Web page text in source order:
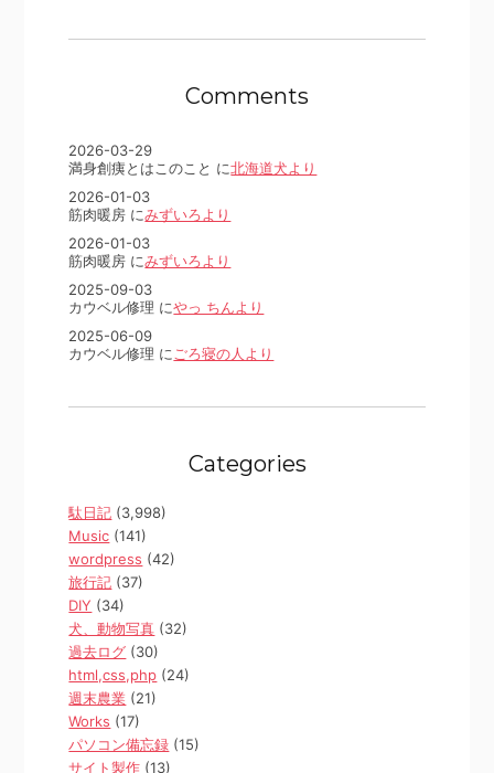
Comments
2026-03-29
満身創痍とはこのこと に北海道犬より
2026-01-03
筋肉暖房 にみずいろより
2026-01-03
筋肉暖房 にみずいろより
2025-09-03
カウベル修理 にやっ ちんより
2025-06-09
カウベル修理 に ごろ寝の人より
Categories
駄日記 (3,998)
Music (141)
wordpress (42)
旅行記 (37)
DIY (34)
犬、動物写真 (32)
過去ログ (30)
html,css,php (24)
週末農業 (21)
Works (17)
パソコン備忘録 (15)
サイト製作 (13)